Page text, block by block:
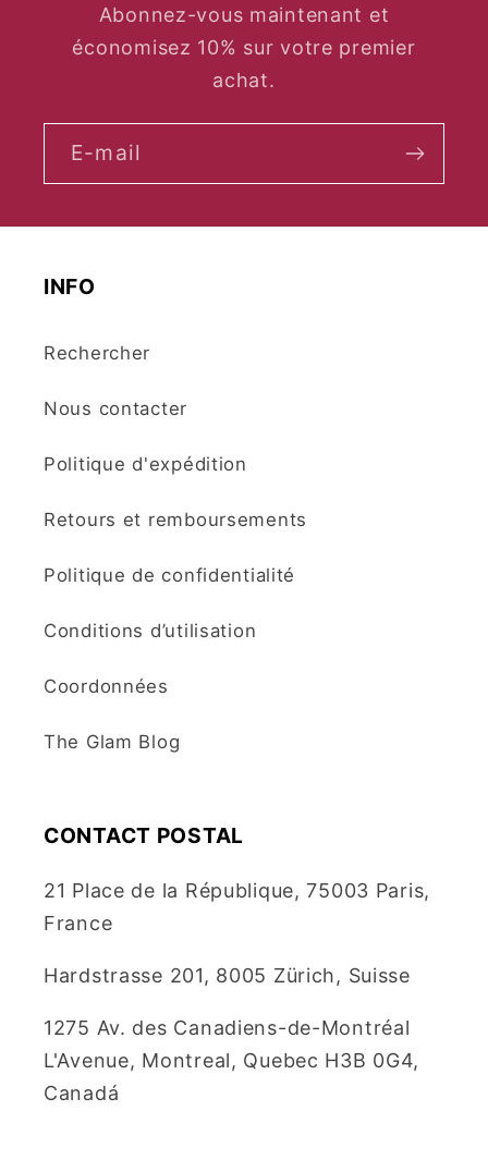
Abonnez-vous maintenant et
économisez 10% sur votre premier
achat.
E-mail
INFO
Rechercher
Nous contacter
Politique d'expédition
Retours et remboursements
Politique de confidentialité
Conditions d’utilisation
Coordonnées
The Glam Blog
CONTACT POSTAL
21 Place de la République, 75003 Paris,
France
Hardstrasse 201, 8005 Zürich, Suisse
1275 Av. des Canadiens-de-Montréal
L'Avenue, Montreal, Quebec H3B 0G4,
Canadá